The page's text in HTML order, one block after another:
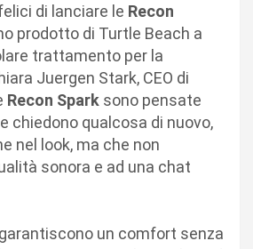
di lanciare le Recon
prodotto di Turtle Beach a
trattamento per la
Juergen Stark, CEO di
Recon Spark sono pensate
chiedono qualcosa di nuovo,
nel look, ma che non
sonora e ad una chat
garantiscono un comfort senza